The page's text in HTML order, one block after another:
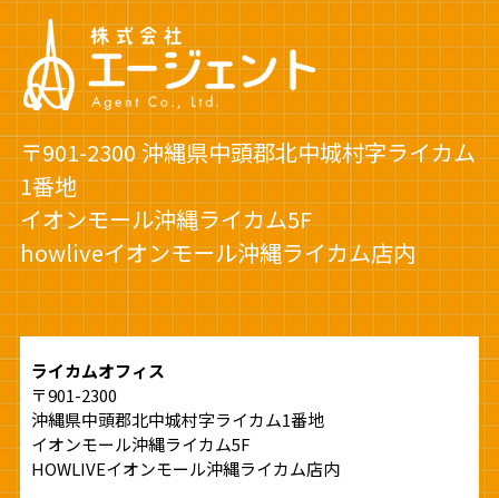
〒901-2300 沖縄県中頭郡北中城村字ライカム
1番地
イオンモール沖縄ライカム5F
howliveイオンモール沖縄ライカム店内
ライカムオフィス
〒901-2300
沖縄県中頭郡北中城村字ライカム1番地
イオンモール沖縄ライカム5F
HOWLIVEイオンモール沖縄ライカム店内